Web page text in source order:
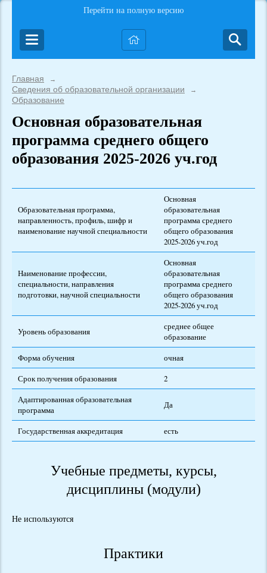
Перейти на полную версию
Главная →
Сведения об образовательной организации →
Образование
Основная образовательная
программа среднего общего
образования 2025-2026 уч.год
Образовательная программа,
направленность, профиль, шифр и
наименование научной специальности
Основная
образовательная
программа среднего
общего образования
2025-2026 уч.год
Наименование профессии,
специальности, направления
подготовки, научной специальности
Основная
образовательная
программа среднего
общего образования
2025-2026 уч.год
Уровень образования
среднее общее
образование
Форма обучения
очная
Срок получения образования
2
Адаптированная образовательная
программа
Да
Государственная аккредитация есть
Учебные предметы, курсы,
дисциплины (модули)
Не используются
Практики